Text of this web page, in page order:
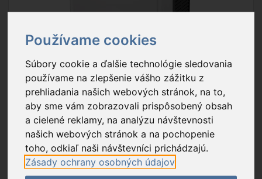
Používame cookies
Súbory cookie a ďalšie technológie sledovania
používame na zlepšenie vášho zážitku z
prehliadania našich webových stránok, na to,
aby sme vám zobrazovali prispôsobený obsah
a cielené reklamy, na analýzu návštevnosti
našich webových stránok a na pochopenie
toho, odkiaľ naši návštevníci prichádzajú.
Zásady ochrany osobných údajov
Popis tovaru Na stiahnutie
typ